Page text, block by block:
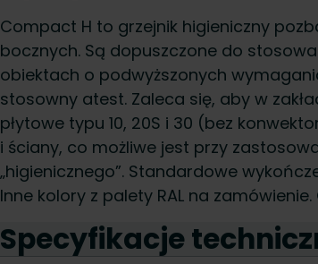
Compact H to grzejnik higieniczny
bocznych. Są dopuszczone do
obiektach o podwyższonych
stosowny atest. Zaleca się, aby w
płytowe typu 10, 20S i 30 (bez
i ściany, co możliwe jest przy
„higienicznego”. Standardowe
Inne kolory z palety RAL na
Specyfikacje